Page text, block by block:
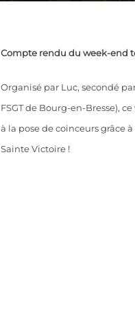
Compte rendu du week-end
Organisé par Luc, secondé
FSGT de Bourg-en-Bresse),
à la pose de coinceurs grâce
Sainte Victoire !